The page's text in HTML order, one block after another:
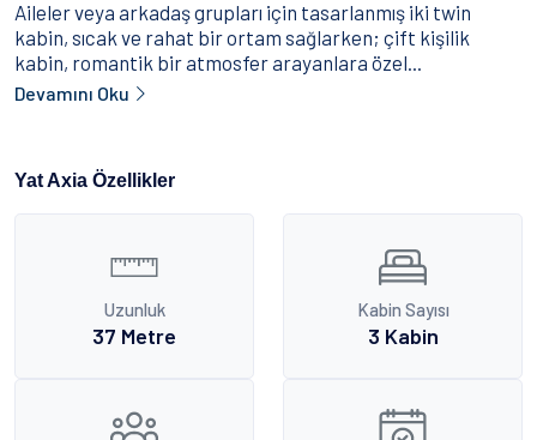
Aileler veya arkadaş grupları için tasarlanmış iki twin
kabin, sıcak ve rahat bir ortam sağlarken; çift kişilik
kabin, romantik bir atmosfer arayanlara özel...
Devamını Oku
Yat Axia Özellikler
Uzunluk
37 Metre
Kabin Sayısı
3 Kabin